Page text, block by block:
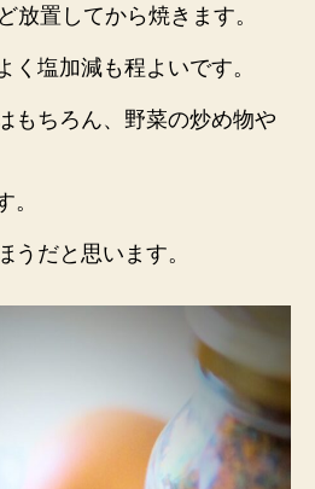
放置してから焼きます。
く塩加減も程よいです。
もちろん、野菜の炒め物や
。
うだと思います。